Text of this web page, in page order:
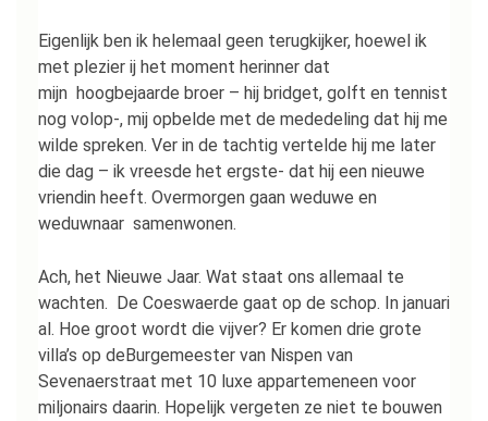
Eigenlijk ben ik helemaal geen terugkijker, hoewel ik
met plezier ij het moment herinner dat
mijn hoogbejaarde broer – hij bridget, golft en tennist
nog volop-, mij opbelde met de mededeling dat hij me
wilde spreken. Ver in de tachtig vertelde hij me later
die dag – ik vreesde het ergste- dat hij een nieuwe
vriendin heeft. Overmorgen gaan weduwe en
weduwnaar samenwonen.
Ach, het Nieuwe Jaar. Wat staat ons allemaal te
wachten. De Coeswaerde gaat op de schop. In januari
al. Hoe groot wordt die vijver? Er komen drie grote
villa’s op deBurgemeester van Nispen van
Sevenaerstraat met 10 luxe appartemeneen voor
miljonairs daarin. Hopelijk vergeten ze niet te bouwen